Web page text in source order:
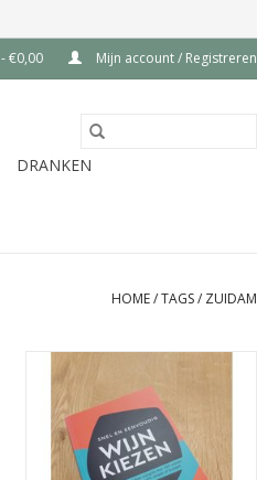
€0,00 Mijn account / Registreren
DRANKEN
HOME/TAGS/ ZUIDAM
Boek - De Juiste wijn - Deltas
uitgeverij - ideaal om een wijn te
kiezen die bij jou past.
TOEVOEGEN AAN WINKELWAGEN